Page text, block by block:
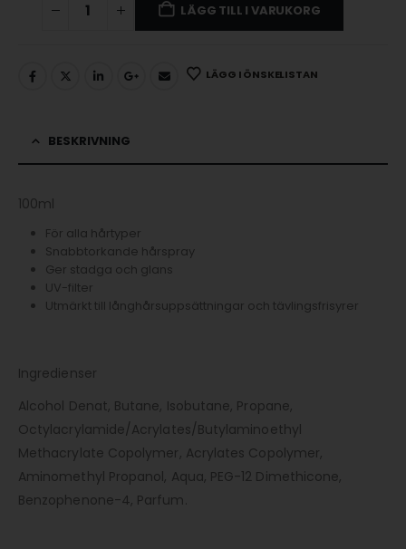
LÄGG TILL I VARUKORG
LÄGG I ÖNSKELISTAN
BESKRIVNING
100ml
För alla hårtyper
Snabbtorkande hårspray
Ger stadga och glans
UV-filter
Utmärkt till långhårsuppsättningar och tävlingsfrisyrer
Ingredienser
Alcohol Denat, Butane, Isobutane, Propane,
Octylacrylamide/Acrylates/Butylaminoethyl
Methacrylate Copolymer, Acrylates Copolymer,
Aminomethyl Propanol, Aqua, PEG-12 Dimethicone,
Benzophenone-4, Parfum.